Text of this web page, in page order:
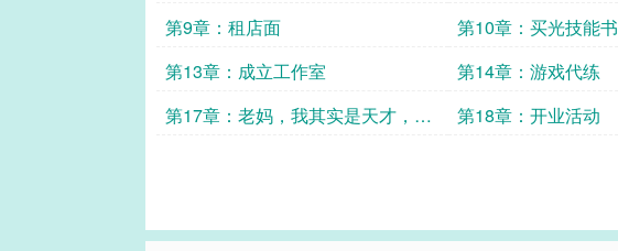
第9章：租店面
第10章：买光技能书
第13章：成立工作室
第14章：游戏代练
第17章：老妈，我其实是天才，你
第18章：开业活动